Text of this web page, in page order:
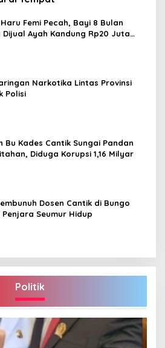
Femi Pecah, Bayi 8 Bulan
Dijual Ayah Kandung Rp20 Juta
Narkotika Lintas Provinsi
Polisi
Bu Kades Cantik Sungai Pandan
Diduga Korupsi 1,16 Milyar
Dosen Cantik di Bungo
Penjara Seumur Hidup
Politik